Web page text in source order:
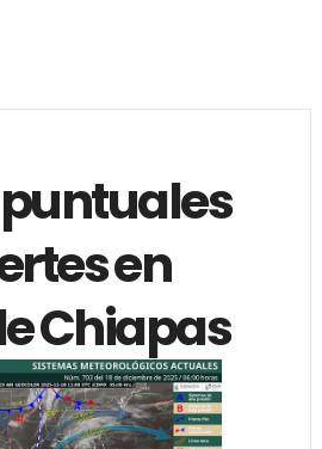
en
Chiapas